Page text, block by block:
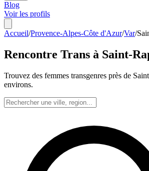
Blog
Voir les profils
Accueil/Provence-Alpes-Côte d'Azur/Var/
Rencontre Trans à Saint-
Trouvez des femmes transgenres près de
environs.